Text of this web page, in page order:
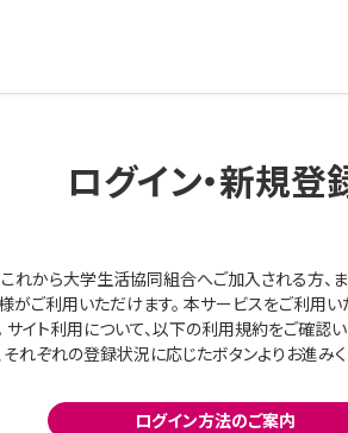
ログイン・新規登
これから大学生活協同組合へご加入される方、
がご利用いただけます。 本サービスをご利用
サイト利用について、以下の利用規約をご確認
それぞれの登録状況に応じたボタンよりお進みく
ログイン方法のご案内